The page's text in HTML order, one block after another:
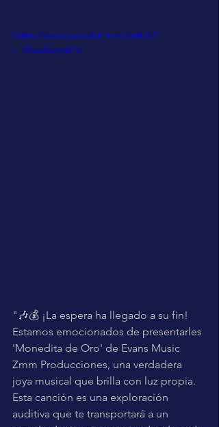
https://www.youtube.com/watch?
v=Wowl4smjUAs
"🎶💰 ¡La espera ha llegado a su fin!
Estamos emocionados de presentarles
'Monedita de Oro' de Evans Music
Zmm Producciones, una verdadera
joya musical que brilla con luz propia.
Esta canción es una exploración
auditiva que te transportará a un